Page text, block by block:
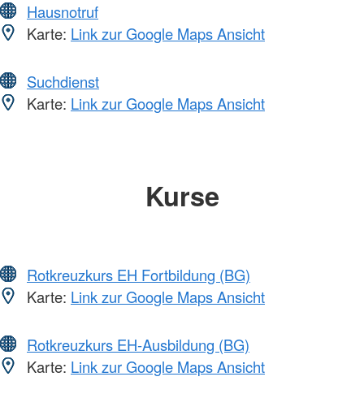
Hausnotruf
Karte: Link zur Google Maps Ansicht
Suchdienst
Karte: Link zur Google Maps Ansicht
Kurse
Rotkreuzkurs EH Fortbildung (BG)
Karte: Link zur Google Maps Ansicht
Rotkreuzkurs EH-Ausbildung (BG)
Karte: Link zur Google Maps Ansicht